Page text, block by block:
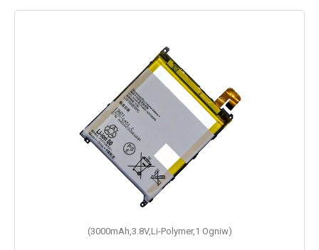
(3000mAh,3.8V,Li-Polymer,1 Ogniw)